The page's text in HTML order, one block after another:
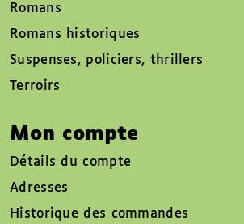
Romans
Romans historiques
Suspenses, policiers, thrillers
Terroirs
Mon compte
Détails du compte
Adresses
Historique des commandes